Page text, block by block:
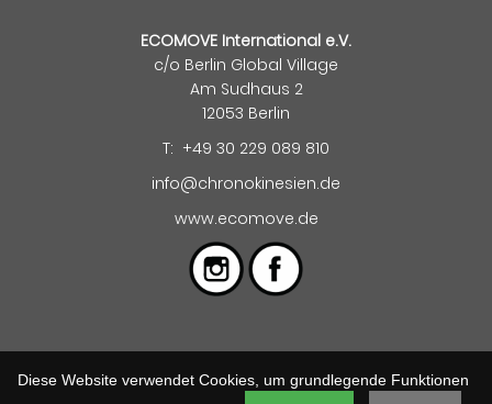
Diese Website verwendet Cookies, um grundlegende Funktionen
ECOMOVE International e.V.
c/o Berlin Global Village
Am Sudhaus 2
12053 Berlin
T: +49 30 229 089 810
info@chronokinesien.de
www.ecomove.de